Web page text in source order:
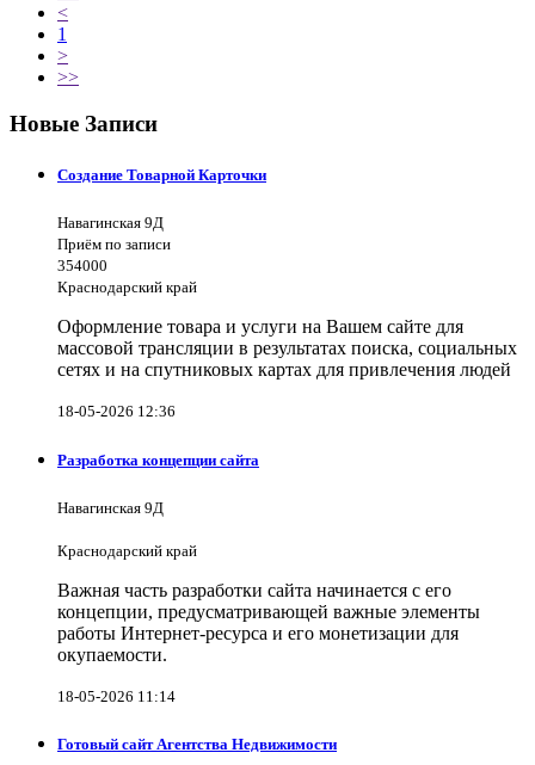
<
1
>
>>
Новые Записи
Создание Товарной Карточки
Навагинская 9Д
Приём по записи
354000
Краснодарский край
Оформление товара и услуги на Вашем сайте для
массовой трансляции в результатах поиска, социальных
сетях и на спутниковых картах для привлечения людей
18-05-2026 12:36
Разработка концепции сайта
Навагинская 9Д
Краснодарский край
Важная часть разработки сайта начинается с его
концепции, предусматривающей важные элементы
работы Интернет-ресурса и его монетизации для
окупаемости.
18-05-2026 11:14
Готовый сайт Агентства Недвижимости